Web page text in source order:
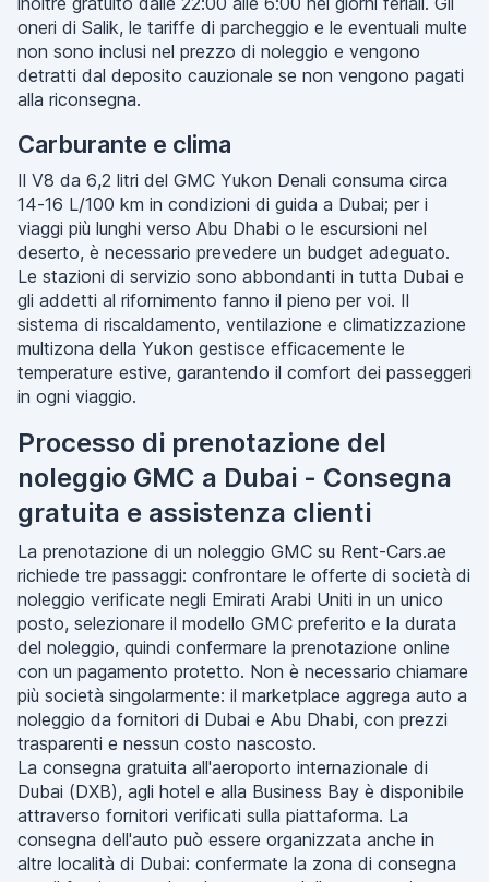
oneri di Salik, le tariffe di parcheggio e le eventuali multe
non sono inclusi nel prezzo di noleggio e vengono
detratti dal deposito cauzionale se non vengono pagati
alla riconsegna.
Carburante e clima
Il V8 da 6,2 litri del GMC Yukon Denali consuma circa
14-16 L/100 km in condizioni di guida a Dubai; per i
viaggi più lunghi verso Abu Dhabi o le escursioni nel
deserto, è necessario prevedere un budget adeguato.
Le stazioni di servizio sono abbondanti in tutta Dubai e
gli addetti al rifornimento fanno il pieno per voi. Il
sistema di riscaldamento, ventilazione e climatizzazione
multizona della Yukon gestisce efficacemente le
temperature estive, garantendo il comfort dei passeggeri
in ogni viaggio.
Processo di prenotazione del
noleggio GMC a Dubai - Consegna
gratuita e assistenza clienti
La prenotazione di un noleggio GMC su Rent-Cars.ae
richiede tre passaggi: confrontare le offerte di società di
noleggio verificate negli Emirati Arabi Uniti in un unico
posto, selezionare il modello GMC preferito e la durata
del noleggio, quindi confermare la prenotazione online
con un pagamento protetto. Non è necessario chiamare
più società singolarmente: il marketplace aggrega auto a
noleggio da fornitori di Dubai e Abu Dhabi, con prezzi
trasparenti e nessun costo nascosto.
La consegna gratuita all'aeroporto internazionale di
Dubai (DXB), agli hotel e alla Business Bay è disponibile
attraverso fornitori verificati sulla piattaforma. La
consegna dell'auto può essere organizzata anche in
altre località di Dubai: confermate la zona di consegna